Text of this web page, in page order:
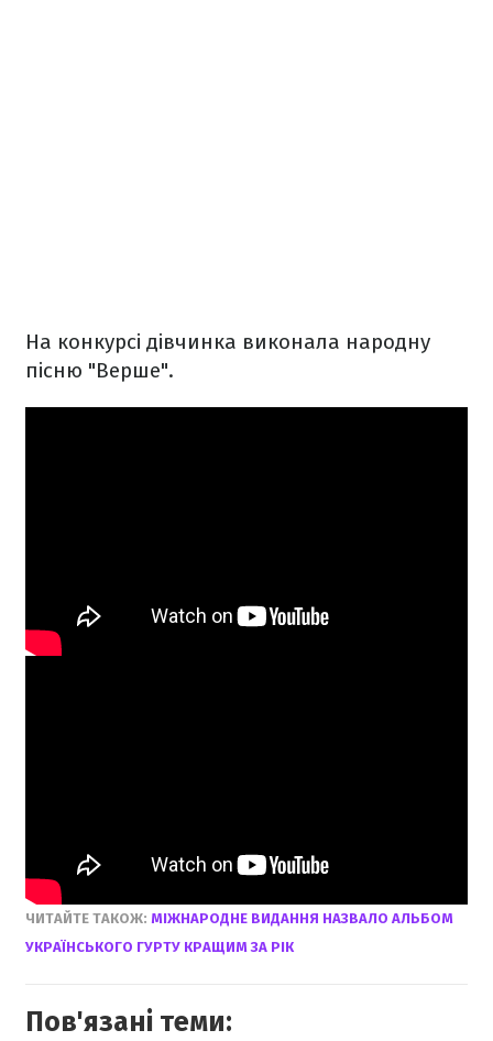
На конкурсі дівчинка виконала народну
пісню "Верше".
ЧИТАЙТЕ ТАКОЖ: МІЖНАРОДНЕ ВИДАННЯ НАЗВАЛО АЛЬБОМ
УКРАЇНСЬКОГО ГУРТУ КРАЩИМ ЗА РІК
Пов'язані теми: